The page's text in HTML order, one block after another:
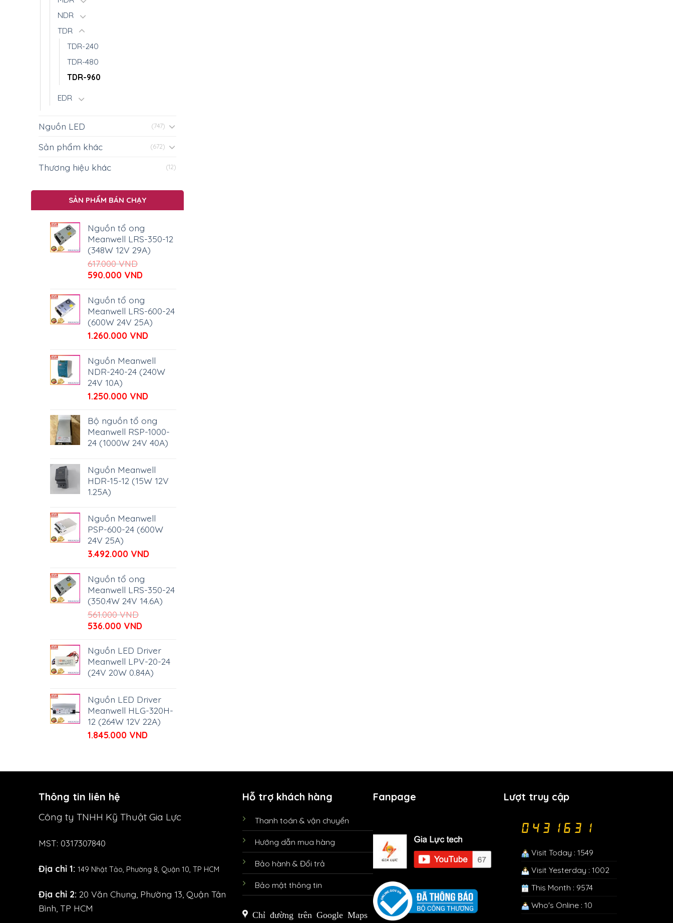
NDR
TDR
TDR-240
TDR-480
TDR-960
EDR
Nguồn LED (747)
Sản phẩm khác (672)
Thương hiệu khác (12)
SẢN PHẨM BÁN CHẠY
Nguồn tổ ong
Meanwell LRS-350-12
(348W 12V 29A)
617.000VND
Giá
là:
617.000 VND.
590.000 VNDGiá
tại
là:
590.000 VND.
Nguồn tổ ong
Meanwell LRS-600-24
(600W 24V 25A)
1.260.000 VND
Nguồn Meanwell
NDR-240-24 (240W
24V 10A)
1.250.000 VND
Bộ nguồn tổ ong
Meanwell RSP-1000-
24 (1000W 24V 40A)
Nguồn Meanwell
HDR-15-12 (15W 12V
1.25A)
Nguồn Meanwell
PSP-600-24 (600W
24V 25A)
3.492.000 VND
Nguồn tổ ong
Meanwell LRS-350-24
(350.4W 24V 14.6A)
561.000VND
Giá
là:
561.000 VND.
536.000 VNDGiá
tại
là:
536.000 VND.
Nguồn LED Driver
Meanwell LPV-20-24
(24V 20W 0.84A)
Nguồn LED Driver
Meanwell HLG-320H-
12 (264W 12V 22A)
1.845.000 VND
Thông tin liên hệ
Công ty TNHH Kỹ Thuật Gia Lực
MST: 0317307840
Địa chỉ 1: 149 Nhật Tảo, Phường 8, Quận 10, TP HCM
Địa chỉ 2: 20 Văn Chung, Phường 13, Quận Tân
Bình, TP HCM
Hỗ trợ khách hàng
Thanh toán & vận chuyển
Hướng dẫn mua hàng
Bảo hành & Đổi trả
Bảo mật thông tin
Chỉ đường trên Google Maps
Fanpage Lượt truy cập
Visit Today : 1549
Visit Yesterday : 1002
This Month : 9574
Who's Online : 10